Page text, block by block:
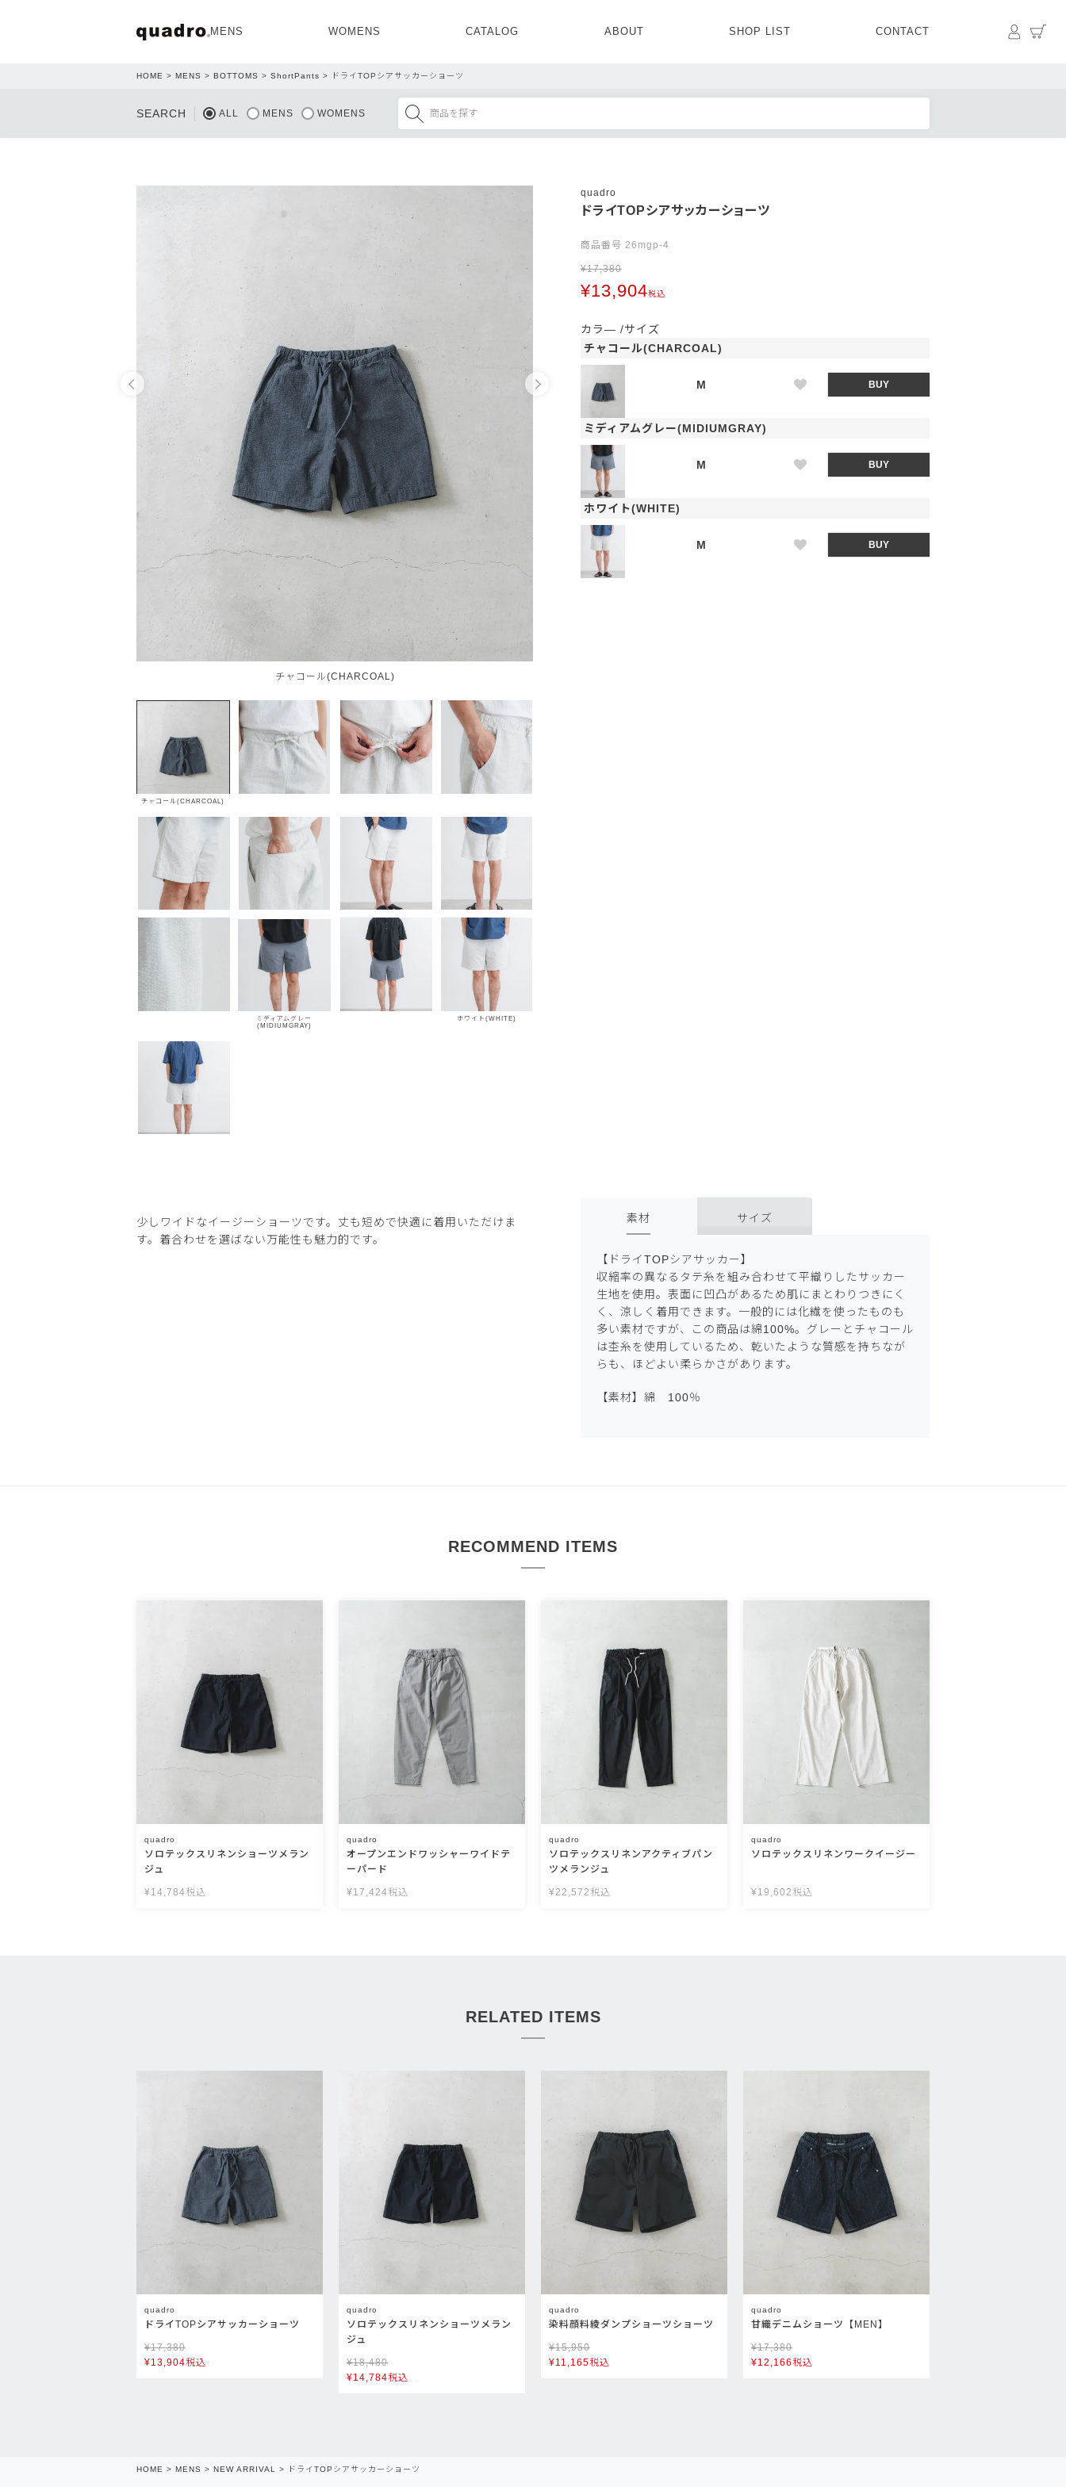
MENS
MENS ALL
TOPS OUTER BOTTOMS
WOMENS
WOMENS ALL
TOPS OUTER PANTS SKIRT
CATALOG ABOUT
CONCEPT
SHOP LIST CONTACT マイペ
HOME MENS BOTTOMS ShortPants ドライTOPシアサッカーショーツ
SEARCH ALL MENS WOMENS
チャコール(CHARCOAL)
チャコール(CHARCOAL)
ミディアムグレー
(MIDIUMGRAY)
ホワイト(WHITE)
quadro
ドライTOPシアサッカーショーツ
商品番号 26mgp-4
¥17,380
¥13,904税込
カラ―
サイズ
チャコール(CHARCOAL)
M BUY
ミディアムグレー(MIDIUMGRAY)
M BUY
ホワイト(WHITE)
M BUY
少しワイドなイージーショーツです。丈も短めで快適に着用いただけま
す。着合わせを選ばない万能性も魅力的です。
素材 サイズ
【ドライTOPシアサッカー】
収縮率の異なるタテ糸を組み合わせて平織りしたサッカー
生地を使用。表面に凹凸があるため肌にまとわりつきにく
く、涼しく着用できます。一般的には化繊を使ったものも
多い素材ですが、この商品は綿100%。グレーとチャコール
は杢糸を使用しているため、乾いたような質感を持ちなが
らも、ほどよい柔らかさがあります。
【素材】綿 100％
RECOMMEND ITEMS
quadro
ソロテックスリネンショーツメラン
ジュ
¥14,784税込
quadro
オープンエンドワッシャーワイドテ
ーパード
¥17,424税込
quadro
ソロテックスリネンアクティブパン
ツメランジュ
¥22,572 税込
quadro
ソロテックスリネンワークイージー
¥19,602 税込
RELATED ITEMS
quadro
ドライTOPシアサッカーショーツ
¥17,380
¥13,904税込
quadro
ソロテックスリネンショーツメラン
ジュ
¥18,480
¥14,784税込
quadro
染料顔料綾ダンプショーツショーツ
¥15,950
¥11,165税込
quadro
甘織デニムショーツ【MEN】
¥17,380
¥12,166税込
HOME MENS NEW ARRIVAL ドライTOPシアサッカーショーツ